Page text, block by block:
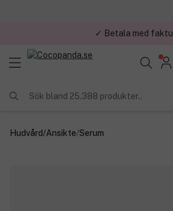
✓ Trygg E-handel
Sök bland 25.388 produkter..
Hudvård/Ansikte/Serum